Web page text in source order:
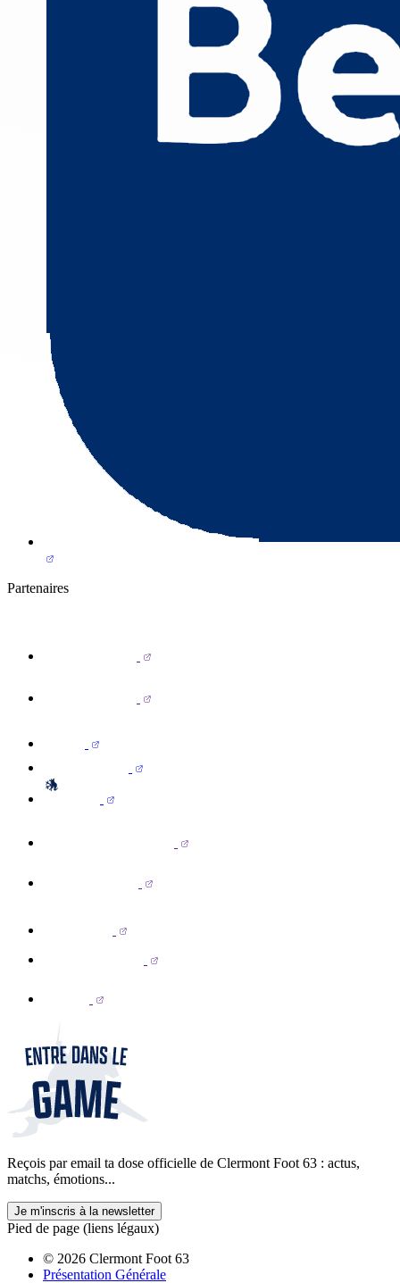
Partenaires
Reçois par email ta dose officielle de Clermont Foot 63 : actus,
matchs, émotions...
Je m'inscris à la newsletter
Pied de page (liens légaux)
© 2026 Clermont Foot 63
Présentation Générale